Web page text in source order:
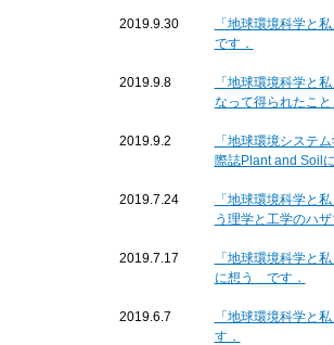
2019.9.30
「地球環境科学
です．
2019.9.8
「地球環境科学と
なって得られたこ
2019.9.2
「地球環境システ
際誌Plant and Soil
2019.7.24
「地球環境科学と
う理学と工学のハ
2019.7.17
「地球環境科学と
に想う です．
2019.6.7
「地球環境科学
す．